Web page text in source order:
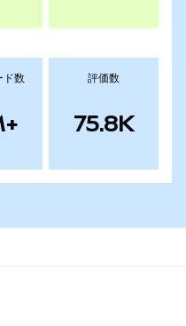
ド数 評価数
75.8K